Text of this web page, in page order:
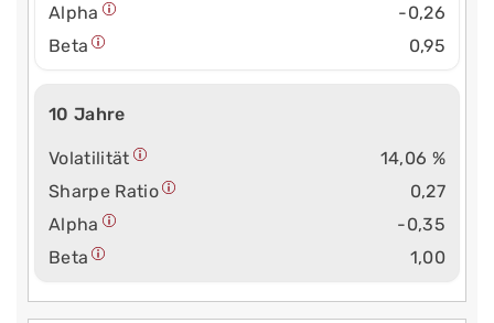
Alpha
-0,26
Beta
0,95
10 Jahre
Volatilität
14,06 %
Sharpe Ratio
0,27
Alpha
-0,35
Beta
1,00